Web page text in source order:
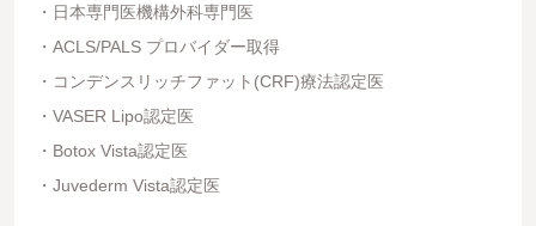
日本専門医機構外科専門医
ACLS/PALS プロバイダー取得
コンデンスリッチファット(CRF)療法認定医
VASER Lipo認定医
Botox Vista認定医
Juvederm Vista認定医